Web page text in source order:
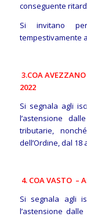
conseguente
Si invitano
tempestivamente
3.COA
2022
Si segnala agli
l’astensione
tributarie,
dell’Ordine, dal 18
4. COA VASTO –
Si segnala agli
l’astensione